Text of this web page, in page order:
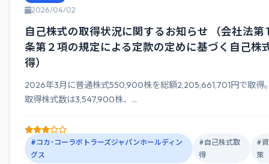
2026/04/02
自己株式の取得状況に関するお知らせ （会社法第
条第２項の規定による定款の定めに基づく自己株
得）
2026年3月に普通株式550,900株を総額2,205,661,701円で取得
取得株式数は3,547,900株、...
#コカ･コーラボトラーズジャパンホールディン
グス
#自己株式取
得
#
策